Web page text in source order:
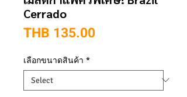
Cerrado
THB 135.00Price
เลือกขนาดสินค้า *